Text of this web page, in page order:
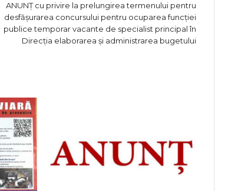
ANUNȚ cu privire la prelungirea termenului pentru
desfășurarea concursului pentru ocuparea funcției
publice temporar vacante de specialist principal în
Direcția elaborarea și administrarea bugetului